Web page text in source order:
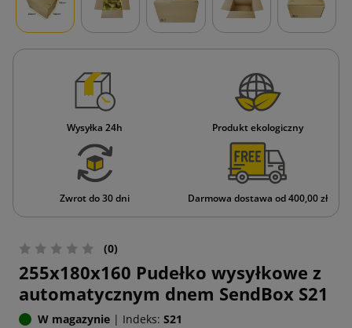
Wysyłka 24h Produkt ekologiczny
Zwrot do 30 dni Darmowa dostawa od 400,00 zł
(0)
255x180x160 Pudełko wysyłkowe z
automatycznym dnem SendBox S21
W magazynie | Indeks: S21